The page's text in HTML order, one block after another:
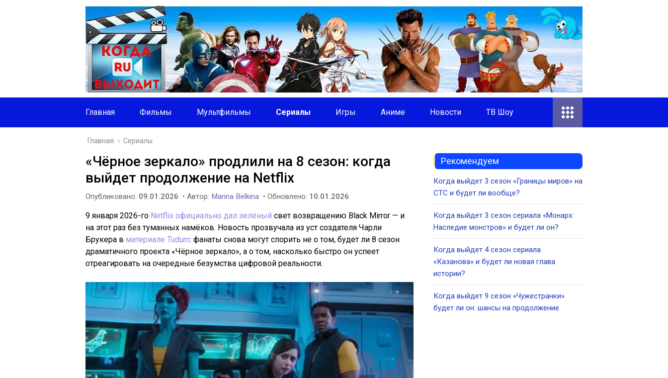
Главная Фильмы Мультфильмы Сериалы Игры Аниме Новости ТВ Шоу
Главная › Сериалы
«Чёрное зеркало» продлили на 8 сезон: когда
выйдет продолжение на Netflix
Опубликовано: 09.01.2026 • Автор: Marina Belkina • Обновлено: 10.01.2026
9 января 2026-го Netflix официально дал зелёный свет возвращению Black Mirror — и
на этот раз без туманных намёков. Новость прозвучала из уст создателя Чарли
Брукера в материале Tudum: фанаты снова могут спорить не о том, будет ли 8 сезон
драматичного проекта «Чёрное зеркало», а о том, насколько быстро он успеет
отреагировать на очередные безумства цифровой реальности.
Рекомендуем
Когда выйдет 3 сезон «Границы миров» на
СТС и будет ли вообще?
Когда выйдет 3 сезон сериала «Монарх:
Наследие монстров» и будет ли он?
Когда выйдет 4 сезон сериала
«Казанова» и будет ли новая глава
истории?
Когда выйдет 9 сезон «Чужестранки»
будет ли он: шансы на продолжение